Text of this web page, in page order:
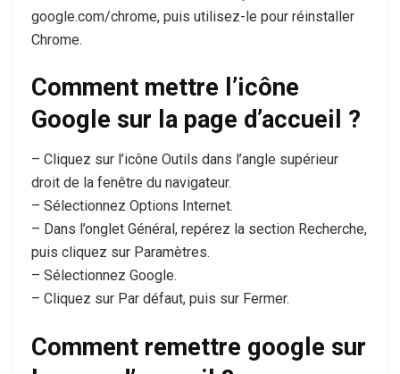
google.com/chrome, puis utilisez-le pour réinstaller
Chrome.
Comment mettre l’icône
Google sur la page d’accueil ?
– Cliquez sur l’icône Outils dans l’angle supérieur
droit de la fenêtre du navigateur.
– Sélectionnez Options Internet.
– Dans l’onglet Général, repérez la section Recherche,
puis cliquez sur Paramètres.
– Sélectionnez Google.
– Cliquez sur Par défaut, puis sur Fermer.
Comment remettre google sur